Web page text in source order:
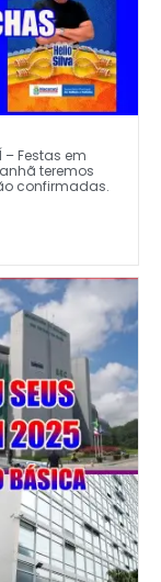
– Festas em
teremos
confirmadas.